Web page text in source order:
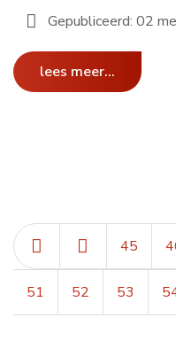
Gepubliceerd: 02
lees meer...
45
51 52 53